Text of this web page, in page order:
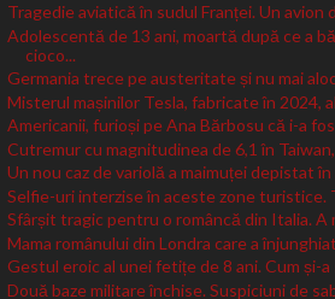
Tragedie aviatică în sudul Franței. Un avion
Adolescentă de 13 ani, moartă după ce a
cioco...
Germania trece pe austeritate și nu mai
Misterul mașinilor Tesla, fabricate în 2024,
Americanii, furioși pe Ana Bărbosu că i-a
Cutremur cu magnitudinea de 6,1 în
Un nou caz de variolă a maimuței depistat în
Selfie-uri interzise în aceste zone turistice.
Sfârșit tragic pentru o româncă din Italia. A
Mama românului din Londra care a
Gestul eroic al unei fetițe de 8 ani. Cum și-a
Două baze militare închise. Suspiciuni de